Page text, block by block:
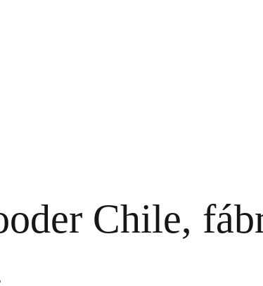
Chile,